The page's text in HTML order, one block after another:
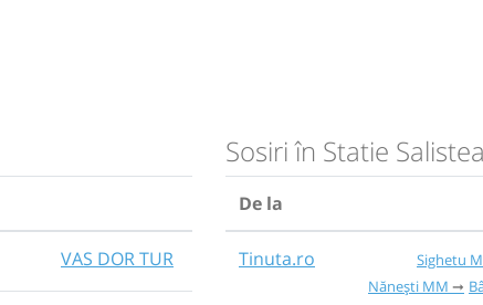
VAS DOR TUR
Sosiri în Statie
De la
Tinuta.ro Sighetu
Nănești MM